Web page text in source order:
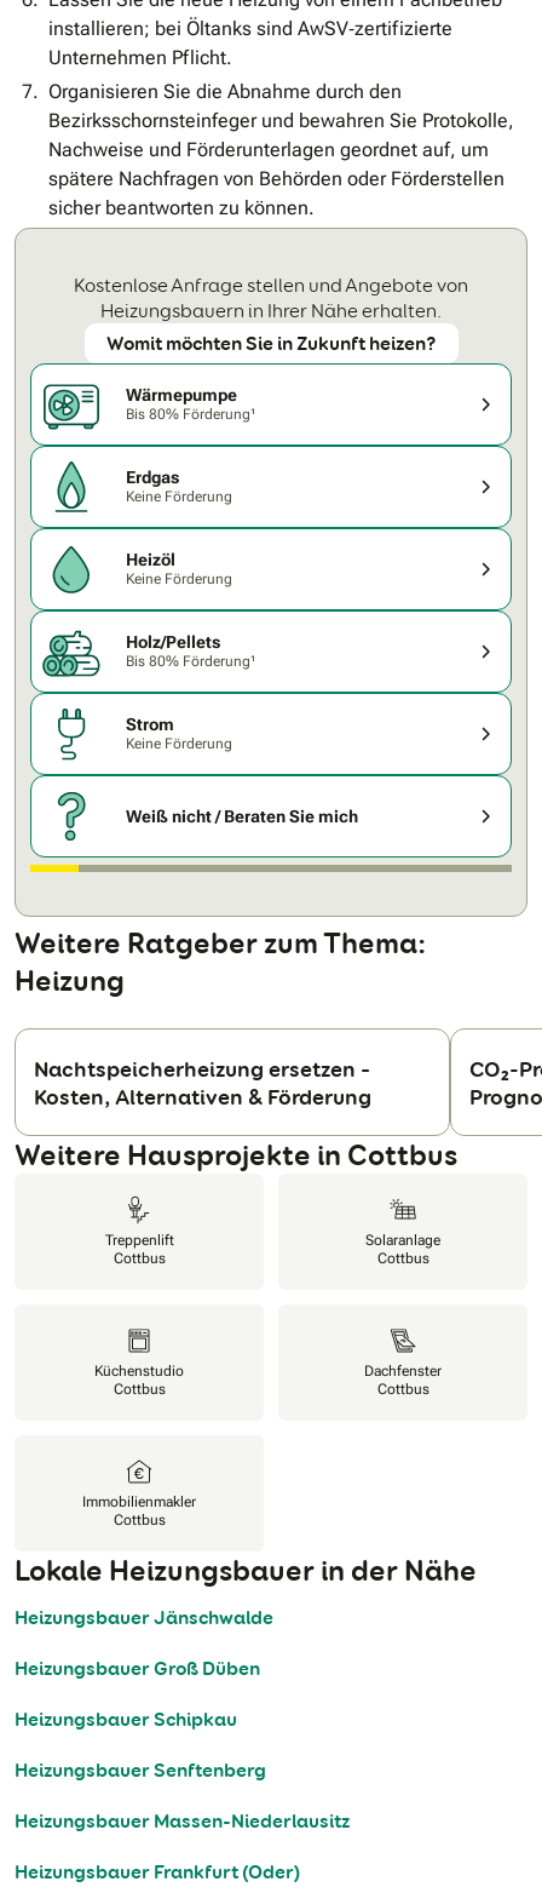
installieren; bei Öltanks sind AwSV‐zertifizierte
Unternehmen Pflicht.
Organisieren Sie die Abnahme durch den
Bezirksschornsteinfeger und bewahren Sie Protokolle,
Nachweise und Förderunterlagen geordnet auf, um
spätere Nachfragen von Behörden oder Förderstellen
sicher beantworten zu können.
Kostenlose Anfrage stellen und Angebote von
Heizungsbauern in Ihrer Nähe erhalten.
Womit möchten Sie in Zukunft heizen?
Wärmepumpe
Bis 80% Förderung¹
Erdgas
Keine Förderung
Heizöl
Keine Förderung
Holz/Pellets
Bis 80% Förderung¹
Strom
Keine Förderung
Weiß nicht / Beraten Sie mich
Weitere Ratgeber zum Thema:
Heizung
Nachtspeicherheizung ersetzen –
Kosten, Alternativen & Förderung
CO₂-
Weitere Hausprojekte in Cottbus
Treppenlift
Cottbus
Solaranlage
Cottbus
Küchenstudio
Cottbus
Dachfenster
Cottbus
Immobilienmakler
Cottbus
Lokale Heizungsbauer in der Nähe
Heizungsbauer Jänschwalde
Heizungsbauer Groß Düben
Heizungsbauer Schipkau
Heizungsbauer Senftenberg
Heizungsbauer Massen-Niederlausitz
Heizungsbauer Frankfurt (Oder)